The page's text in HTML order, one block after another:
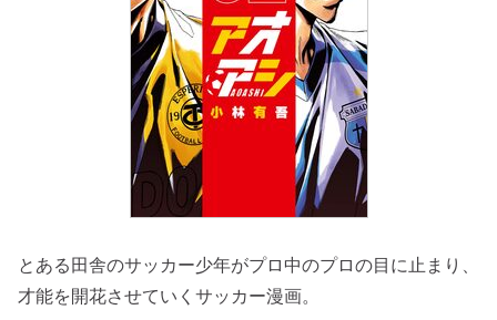
とある田舎のサッカー少年がプロ中のプロの目に止まり、
才能を開花させていくサッカー漫画。